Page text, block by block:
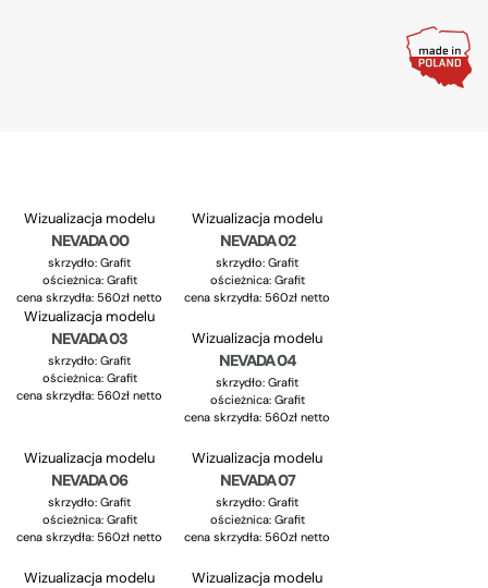
Wizualizacja modelu
NEVADA 00
skrzydło: Grafit
ościeżnica: Grafit
cena skrzydła: 560zł netto
Wizualizacja modelu
NEVADA 02
skrzydło: Grafit
ościeżnica: Grafit
cena skrzydła: 560zł netto
Wizualizacja modelu
NEVADA 03
skrzydło: Grafit
ościeżnica: Grafit
cena skrzydła: 560zł netto
Wizualizacja modelu
NEVADA 04
skrzydło: Grafit
ościeżnica: Grafit
cena skrzydła: 560zł netto
Wizualizacja modelu
NEVADA 06
skrzydło: Grafit
ościeżnica: Grafit
cena skrzydła: 560zł netto
Wizualizacja modelu
NEVADA 07
skrzydło: Grafit
ościeżnica: Grafit
cena skrzydła: 560zł netto
Wizualizacja modelu Wizualizacja modelu